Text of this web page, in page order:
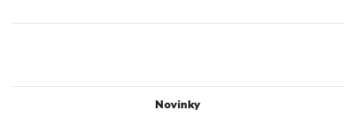
Novinky